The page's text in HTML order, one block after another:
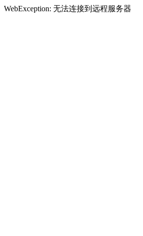
WebException: 无法连接到远程服务器